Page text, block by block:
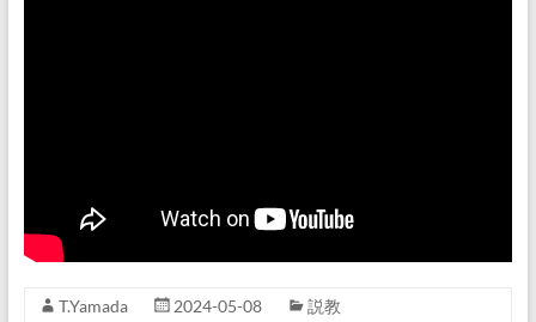
T.Yamada 2024-05-08 説教